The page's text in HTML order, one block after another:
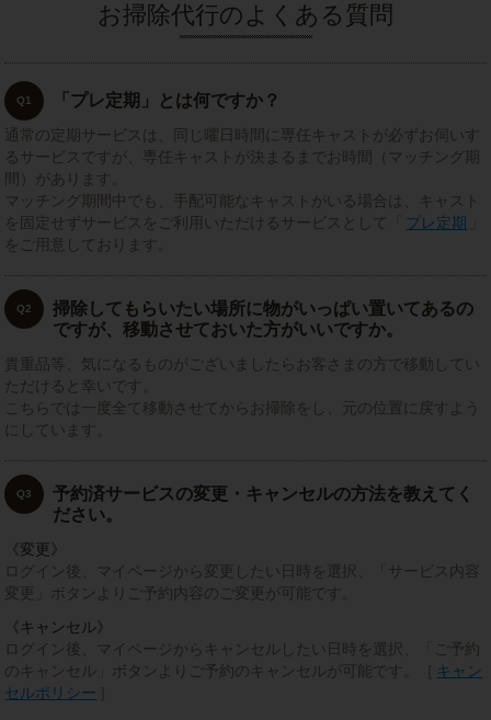
お掃除代行のよくある質問
Q1 「プレ定期」とは何ですか？
通常の定期サービスは、同じ曜日時間に専任キャストが必ずお伺いす
るサービスですが、専任キャストが決まるまでお時間（マッチング期
間）があります。
マッチング期間中でも、手配可能なキャストがいる場合は、キャスト
を固定せずサービスをご利用いただけるサービスとして「
プレ定期
をご用意しております。
Q2
掃除してもらいたい場所に物がいっぱい置いてあるの
ですが、移動させておいた方がいいですか。
貴重品等、気になるものがございましたらお客さまの方で移動してい
ただけると幸いです。
こちらでは一度全て移動させてからお掃除をし、元の位置に戻すよう
にしています。
Q3
予約済サービスの変更・キャンセルの方法を教えてく
ださい。
《変更》
ログイン後、マイページから変更したい日時を選択、「サービス内容
変更」ボタンよりご予約内容のご変更が可能です。
《キャンセル》
ログイン後、マイページからキャンセルしたい日時を選択、「ご予約
のキャンセル」ボタンよりご予約のキャンセルが可能です。［
キャン
セルポリシー